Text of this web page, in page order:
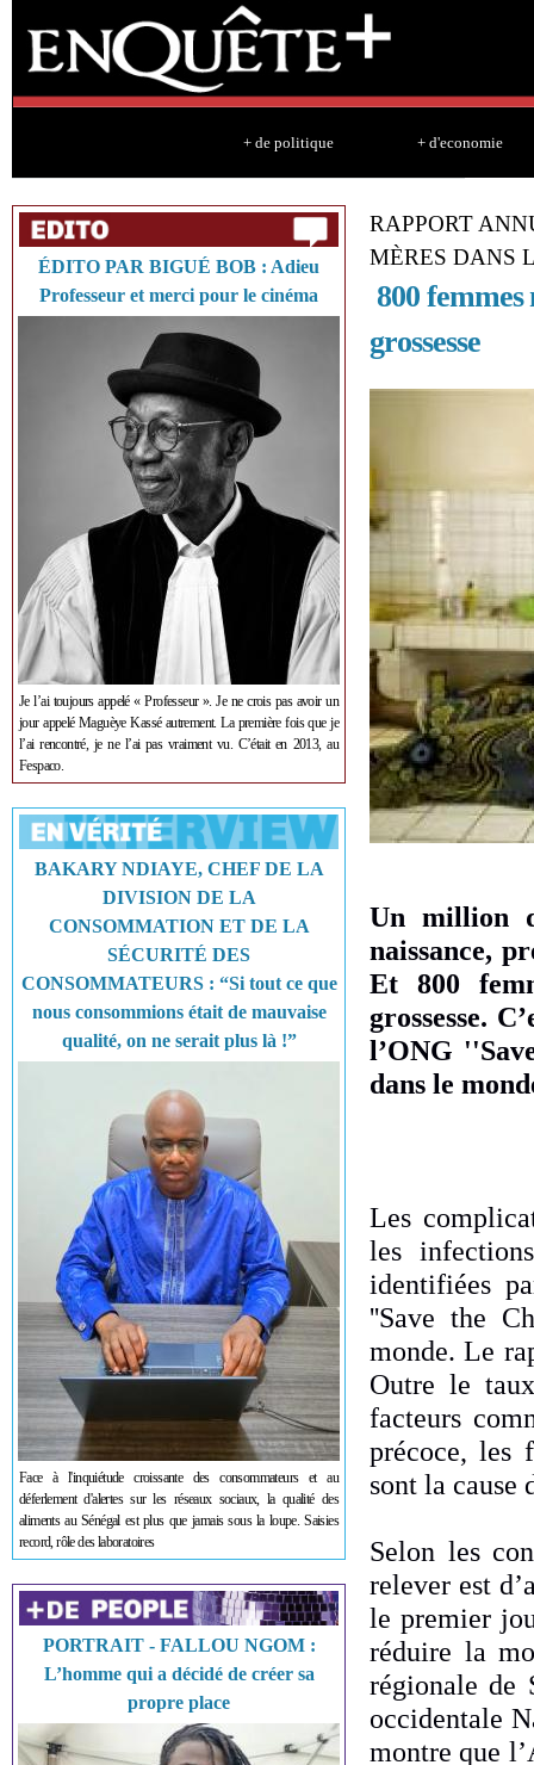
+ de politique + d'economie
ÉDITO PAR BIGUÉ BOB : Adieu
Professeur et merci pour le cinéma
Je l’ai toujours appelé « Professeur ». Je ne crois pas avoir un
jour appelé Maguèye Kassé autrement. La première fois que je
l’ai rencontré, je ne l’ai pas vraiment vu. C’était en 2013, au
Fespaco.
BAKARY NDIAYE, CHEF DE LA
DIVISION DE LA
CONSOMMATION ET DE LA
SÉCURITÉ DES
CONSOMMATEURS : “Si tout ce que
nous consommions était de mauvaise
qualité, on ne serait plus là !”
Face à l'inquiétude croissante des consommateurs et au
déferlement d'alertes sur les réseaux sociaux, la qualité des
aliments au Sénégal est plus que jamais sous la loupe. Saisies
record, rôle des laboratoires
PORTRAIT - FALLOU NGOM :
L’homme qui a décidé de créer sa
propre place
RAPPORT
MÈRES DANS
800
grossesse
Un million
naissance,
Et 800
grossesse.
l’ONG
dans le
Les
les
identifiées
''Save the
monde. Le
Outre le
facteurs
précoce, les
sont la
Selon les
relever est
le premier
réduire la
régionale de
occidentale
montre que